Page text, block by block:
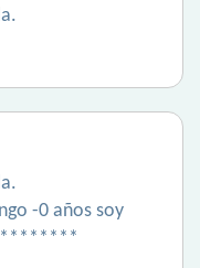
-0 años soy